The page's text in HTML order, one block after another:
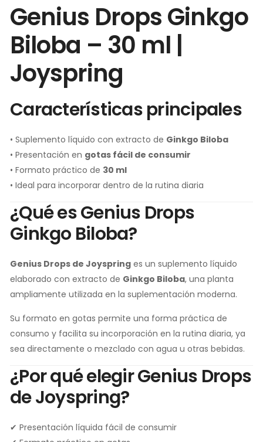
Genius Drops Ginkgo
Biloba – 30 ml |
Joyspring
Características principales
• Suplemento líquido con extracto de Ginkgo Biloba
• Presentación en gotas fácil de consumir
• Formato práctico de 30 ml
• Ideal para incorporar dentro de la rutina diaria
¿Qué es Genius Drops
Ginkgo Biloba?
Genius Drops de Joyspring es un suplemento líquido
elaborado con extracto de Ginkgo Biloba, una planta
ampliamente utilizada en la suplementación moderna.
Su formato en gotas permite una forma práctica de
consumo y facilita su incorporación en la rutina diaria, ya
sea directamente o mezclado con agua u otras bebidas.
¿Por qué elegir Genius Drops
de Joyspring?
✔ Presentación líquida fácil de consumir